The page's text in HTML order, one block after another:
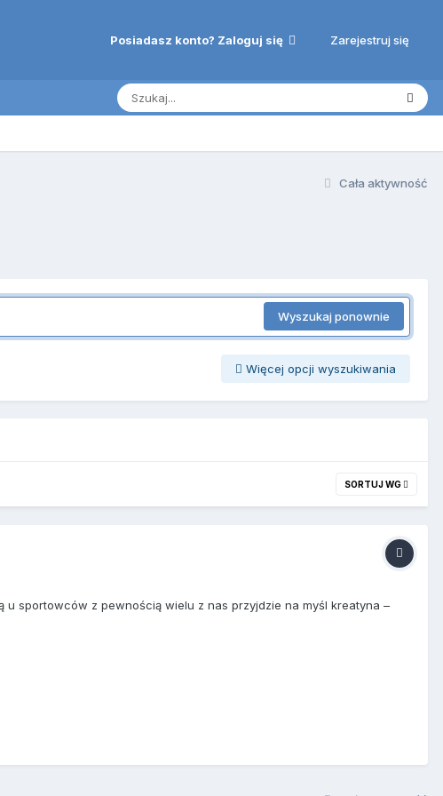
Posiadasz konto? Zaloguj się Zarejestruj się
Cała aktywność
Wyszukaj ponownie
Więcej opcji wyszukiwania
SORTUJ WG
sportowców z pewnością wielu z nas przyjdzie na myśl kreatyna –